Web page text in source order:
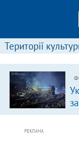
Території
РЕКЛАМА